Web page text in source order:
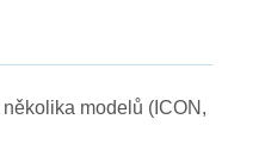
modelů (ICON,